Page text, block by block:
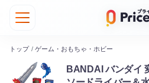
トップ / ゲーム・おもちゃ・ホビー
BANDAI バンダイ